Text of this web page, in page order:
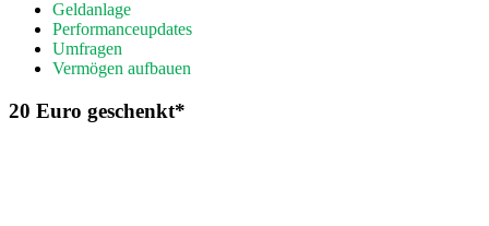
Geldanlage
Performanceupdates
Umfragen
Vermögen aufbauen
20 Euro geschenkt*